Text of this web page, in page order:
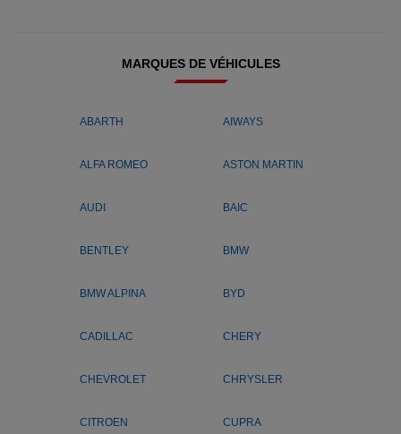
MARQUES DE VÉHICULES
ABARTH AIWAYS
ALFA ROMEO ASTON MARTIN
AUDI BAIC
BENTLEY BMW
BMW ALPINA BYD
CADILLAC CHERY
CHEVROLET CHRYSLER
CITROEN CUPRA